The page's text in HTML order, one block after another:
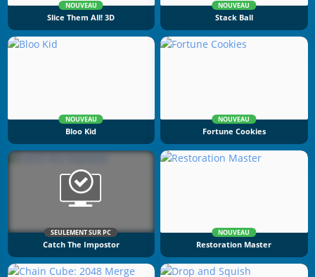
NOUVEAU
Slice Them All! 3D
NOUVEAU
Stack Ball
NOUVEAU
Bloo Kid
NOUVEAU
Fortune Cookies
SEULEMENT SUR PC
Catch The Impostor
NOUVEAU
Restoration Master